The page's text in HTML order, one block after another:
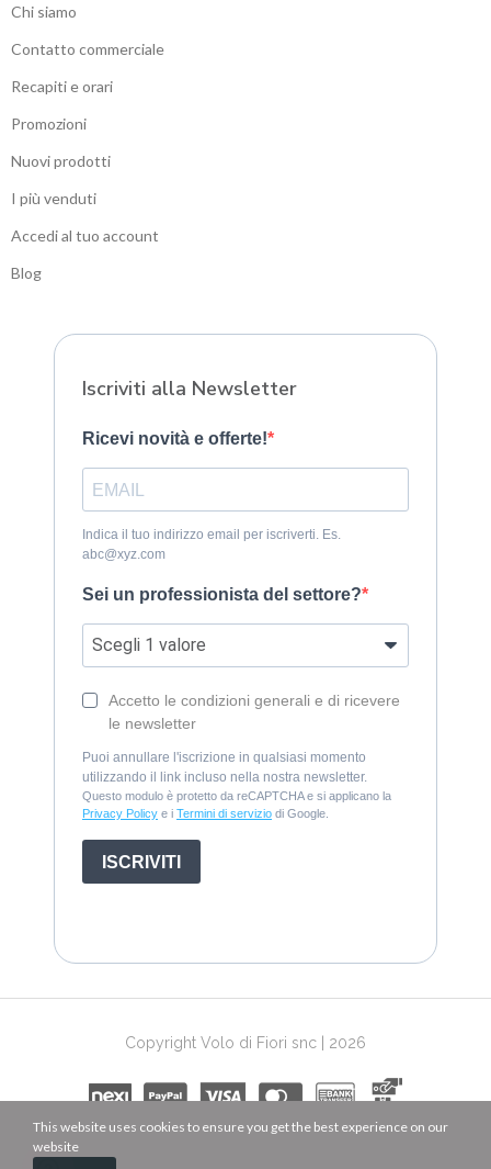
Chi siamo
Contatto commerciale
Recapiti e orari
Promozioni
Nuovi prodotti
I più venduti
Accedi al tuo account
Blog
Iscriviti alla Newsletter
Ricevi novità e offerte!
Indica il tuo indirizzo email per iscriverti. Es.
abc@xyz.com
Sei un professionista del settore?
Accetto le condizioni generali e di ricevere
le newsletter
Puoi annullare l'iscrizione in qualsiasi momento
utilizzando il link incluso nella nostra newsletter.
Questo modulo è protetto da reCAPTCHA e si applicano la
Privacy Policy e i Termini di servizio di Google.
ISCRIVITI
Copyright Volo di Fiori snc | 2026
This website uses cookies to ensure you get the best experience on our
website